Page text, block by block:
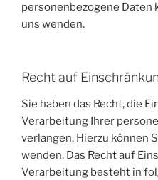
personenbezogene Daten
uns wenden.
Recht auf
Sie haben das Recht, die
Verarbeitung Ihrer
verlangen. Hierzu können
wenden. Das Recht auf
Verarbeitung besteht in